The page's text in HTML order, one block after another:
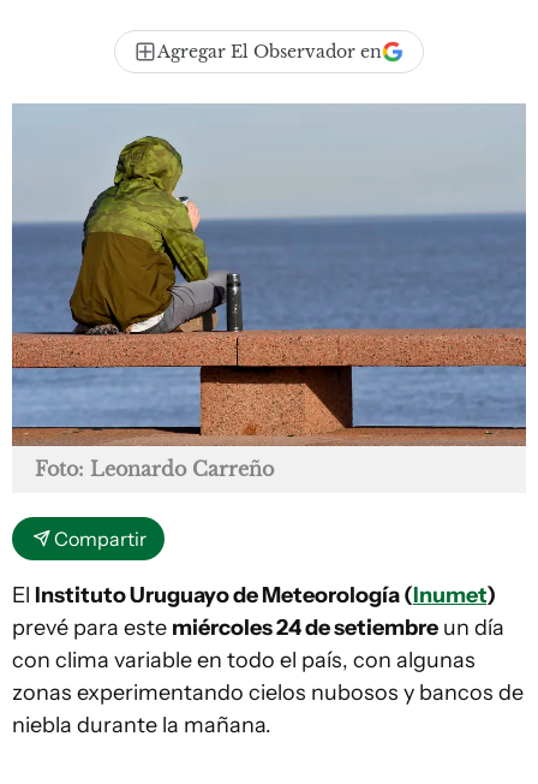
Agregar El Observador en
Foto: Leonardo Carreño
Compartir
El Instituto Uruguayo de Meteorología (Inumet)
prevé para este miércoles 24 de setiembre un día
con clima variable en todo el país, con algunas
zonas experimentando cielos nubosos y bancos de
niebla durante la mañana.